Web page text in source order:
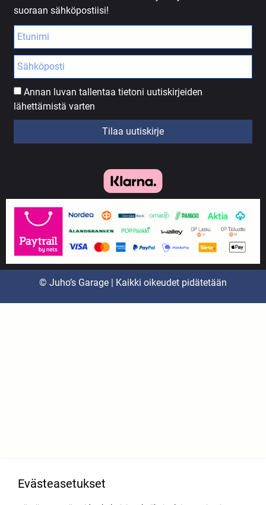
suoraan sähköpostiisi!
Annan luvan tallentaa tietoni uutiskirjeiden
lähettämistä varten
Tilaa uutiskirje
© Juho’s Garage | Kaikki oikeudet pidätetään
Evästeasetukset